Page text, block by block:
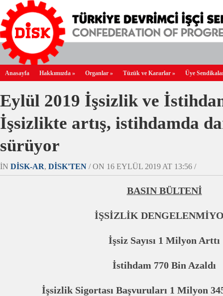
Anasayfa Hakkımızda » Organlar » Tüzük ve Kararlar » Üye
Eylül 2019 İşsizlik ve
İşsizlikte artış, istihdamda
sürüyor
IN DİSK-AR, DİSK'TEN / ON 16 EYLÜL 2019 AT 13:56 /
BASIN BÜLTENİ
İŞSİZLİK
İşsiz Sayısı 1 Milyon Arttı
İstihdam 770 Bin Azaldı
İşsizlik Sigortası Başvuruları 1 Milyon